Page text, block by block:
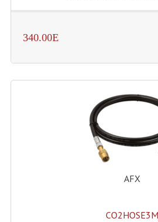
Enceintes Autonomes
Enceintes Hifi
Enceintes
Filtres Actifs,
Haut-Parleurs Moteurs
340.00E
AFX
CO2HOSE3M